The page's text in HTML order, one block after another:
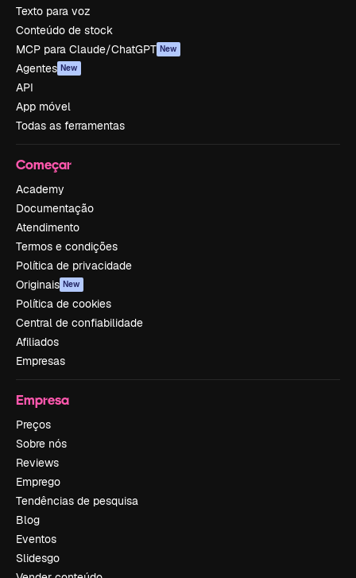
Texto para voz
Conteúdo de stock
MCP para Claude/ChatGPT New
Agentes New
API
App móvel
Todas as ferramentas
Começar
Academy
Documentação
Atendimento
Termos e condições
Política de privacidade
Originais New
Política de cookies
Central de confiabilidade
Afiliados
Empresas
Empresa
Preços
Sobre nós
Reviews
Emprego
Tendências de pesquisa
Blog
Eventos
Slidesgo